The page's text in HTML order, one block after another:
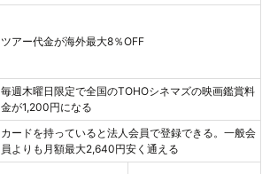
ツアー代金が海外最大8％OFF
毎週木曜日限定で全国のTOHOシネマズの映画鑑賞料
金が1,200円になる
カードを持っていると法人会員で登録できる。一般会
員よりも月額最大2,640円安く通える